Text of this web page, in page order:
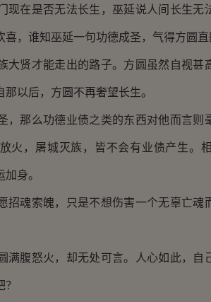
在是否无法长生，巫延说人间长生无
，谁知巫延一句功德成圣，气得方圆直
贤才能走出的路子。方圆虽然自视甚
以后，方圆不再奢望长生。
那么功德业债之类的东西对他而言则
火，屠城灭族，皆不会有业债产生。
身。
魂索魄，只是不想伤害一个无辜亡魂
腹怒火，却无处可言。人心如此，自